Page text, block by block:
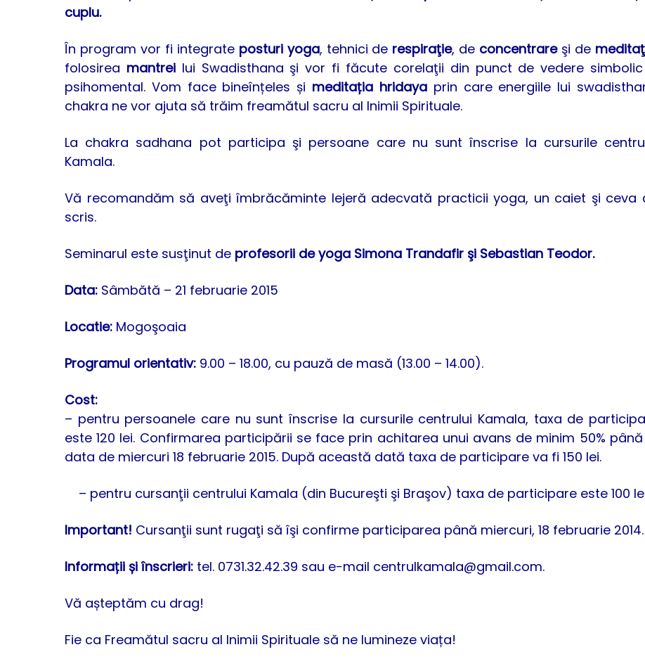
cuplu.
În program vor fi integrate posturi yoga, tehnici de respiraţie, de concentrareşi de
folosirea mantreilui Swadisthana şi vor fi făcute corelaţii din punct de vedere
psihomental. Vom face bineînțeles și meditația hridayaprin care energiile lui
chakra ne vor ajuta să trăim freamătul sacru al Inimii Spirituale.
La chakra sadhana pot participa şi persoane care nu sunt înscrise la cursurile
Kamala.
Vă recomandăm să aveţi îmbrăcăminte lejeră adecvată practicii yoga, un caiet şi ceva
scris.
Seminarul este susţinut de profesorii de yoga Simona Trandafir şi Sebastian Teodor.
Data: Sâmbătă – 21 februarie 2015
Locatie: Mogoşoaia
Programul orientativ: 9.00 – 18.00, cu pauză de masă (13.00 – 14.00).
Cost:
– pentru persoanele care nu sunt înscrise la cursurile centrului Kamala, taxa de
este 120 lei. Confirmarea participării se face prin achitarea unui avans de minim 50%
data de miercuri 18 februarie 2015. După această dată taxa de participare va fi 150 lei.
– pentru cursanţii centrului Kamala (din Bucureşti şi Braşov) taxa de participare este 100
Important! Cursanţii sunt rugaţi să îşi confirme participarea până miercuri, 18 februarie 2014.
Informații și înscrieri: tel. 0731.32.42.39 sau e-mail centrulkamala@gmail.com.
Vă așteptăm cu drag!
Fie ca Freamătul sacru al Inimii Spirituale să ne lumineze viața!